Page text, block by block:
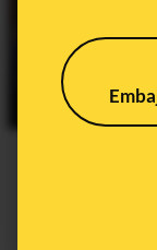
Cuando
de
Hillary
ataque